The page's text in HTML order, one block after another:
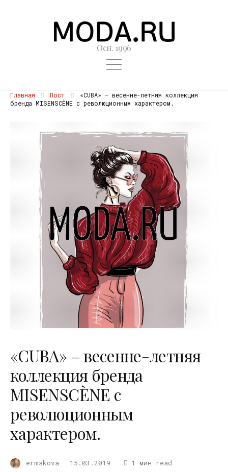
Осн. 1996
Главная Пост
«CUBA» – весенне-летняя коллекция
бренда MISENSCÈNE с революционным характером.
«CUBA» – весенне-летняя
коллекция бренда
MISENSCÈNE с
революционным
характером.
ermakova 15.03.2019 1 мин read